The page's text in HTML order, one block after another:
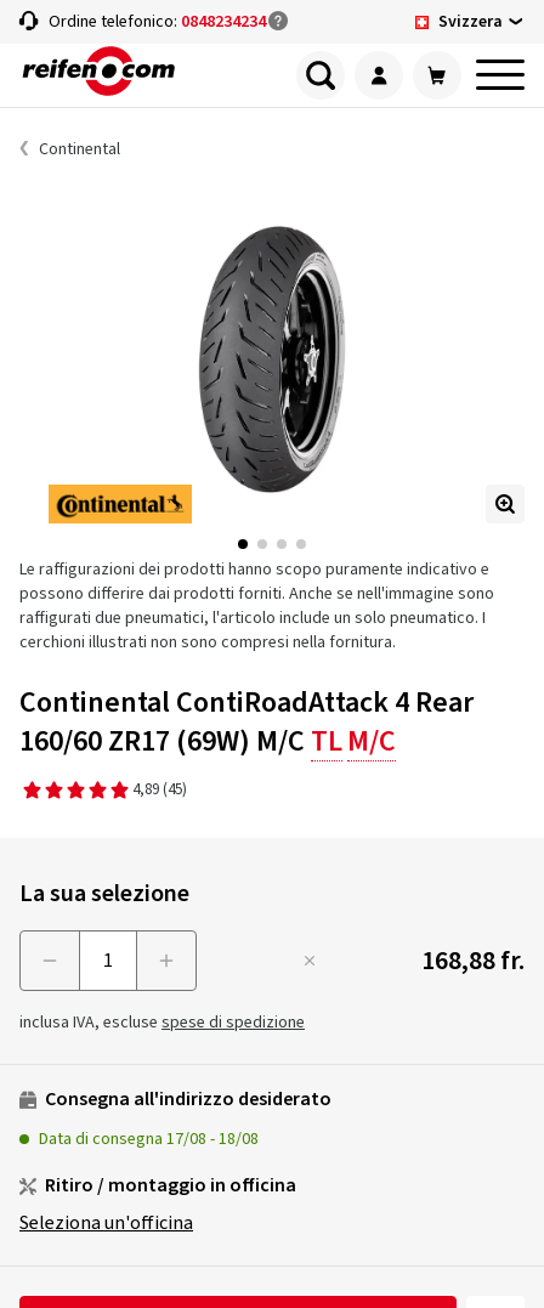
Ordine telefonico: 0848234234 Svizzera
Continental
Le raffigurazioni dei prodotti hanno scopo puramente indicativo e
possono differire dai prodotti forniti. Anche se nell'immagine sono
raffigurati due pneumatici, l'articolo include un solo pneumatico. I
cerchioni illustrati non sono compresi nella fornitura.
Continental ContiRoadAttack 4 Rear
160/60 ZR17 (69W) M/C TLM/C
4,89 (45)
La sua selezione
168,88 fr.
inclusa IVA, escluse spese di spedizione
Consegna all'indirizzo desiderato
Data di consegna 17/08 -18/08
Ritiro / montaggio in officina
Seleziona un'officina